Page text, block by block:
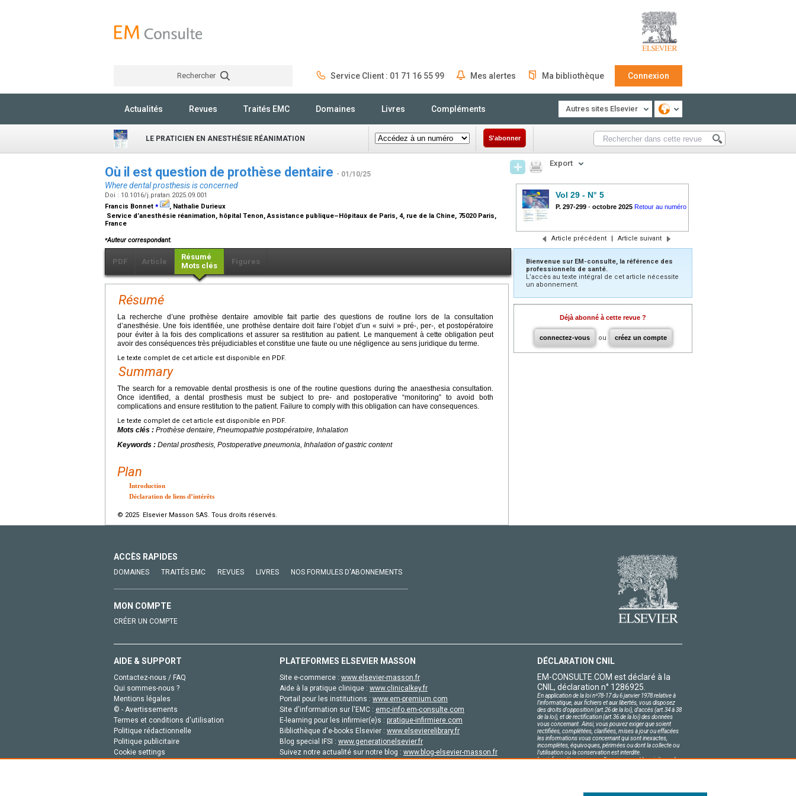
Rechercher Service Client : 01 71 16 55 99 Mes alertes Ma bibliothèque Connexion
Actualités Revues Traités EMC Domaines Livres Compléments Autres sites Elsevier
LE PRATICIEN EN ANESTHÉSIE RÉANIMATION S'abonner
Où il est question de prothèse dentaire - 01/10/25
Where dental prosthesis is concerned
Doi : 10.1016/j.pratan.2025.09.001
Francis Bonnet ⁎
, Nathalie Durieux
Service d’anesthésie réanimation, hôpital Tenon, Assistance publique–Hôpitaux de Paris, 4, rue de la Chine, 75020 Paris,
France
⁎Auteur correspondant.
PDF Article
Résumé
Mots clés
Figures
Résumé
La recherche d’une prothèse dentaire amovible fait partie des questions de routine lors de la consultation
d’anesthésie. Une fois identifiée, une prothèse dentaire doit faire l’objet d’un « suivi » pré-, per-, et postopératoire
pour éviter à la fois des complications et assurer sa restitution au patient. Le manquement à cette obligation peut
avoir des conséquences très préjudiciables et constitue une faute ou une négligence au sens juridique du terme.
Le texte complet de cet article est disponible en PDF.
Summary
The search for a removable dental prosthesis is one of the routine questions during the anaesthesia consultation.
Once identified, a dental prosthesis must be subject to pre- and postoperative “monitoring” to avoid both
complications and ensure restitution to the patient. Failure to comply with this obligation can have consequences.
Le texte complet de cet article est disponible en PDF.
Mots clés : Prothèse dentaire, Pneumopathie postopératoire, Inhalation
Keywords : Dental prosthesis, Postoperative pneumonia, Inhalation of gastric content
Plan
Introduction
Déclaration de liens d’intérêts
© 2025 Elsevier Masson SAS. Tous droits réservés.
Export
Vol 29 - N° 5
P. 297-299 - octobre 2025 Retour au numéro
Article précédent | Article suivant
Bienvenue sur EM-consulte, la référence des
professionnels de santé.
L’accès au texte intégral de cet article nécessite
un abonnement.
Déjà abonné à cette revue ?
connectez-vous ou créez un compte
ACCÈS RAPIDES
DOMAINES TRAITÉS EMC REVUES LIVRES NOS FORMULES D'ABONNEMENTS
MON COMPTE
CRÉER UN COMPTE
AIDE & SUPPORT
Contactez-nous / FAQ
Qui sommes-nous ?
Mentions légales
© - Avertissements
Termes et conditions d'utilisation
Politique rédactionnelle
Politique publicitaire
Cookie settings
PLATEFORMES ELSEVIER MASSON
Site e-commerce : www.elsevier-masson.fr
Aide à la pratique clinique : www.clinicalkey.fr
Portail pour les institutions : www.em-premium.com
Site d'information sur l'EMC : emc-info.em-consulte.com
E-learning pour les infirmier(e)s : pratique-infirmiere.com
Bibliothèque d'e-books Elsevier : www.elsevierelibrary.fr
Blog special IFSI : www.generationelsevier.fr
Suivez notre actualité sur notre blog : www.blog-elsevier-masson.fr
DÉCLARATION CNIL
EM-CONSULTE.COM est déclaré à la
CNIL, déclaration n° 1286925.
En application de la loi nº78-17 du 6 janvier 1978 relative à
l'informatique, aux fichiers et aux libertés, vous disposez
des droits d'opposition (art.26 de la loi), d'accès (art.34 à 38
de la loi), et de rectification (art.36 de la loi) des données
vous concernant. Ainsi, vous pouvez exiger que soient
rectifiées, complétées, clarifiées, mises à jour ou effacées
les informations vous concernant qui sont inexactes,
incomplètes, équivoques, périmées ou dont la collecte ou
l'utilisation ou la conservation est interdite.
Les informations personnelles concernant les visiteurs de